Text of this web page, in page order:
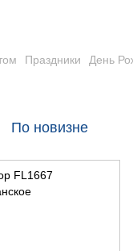
Праздники День
По новизне